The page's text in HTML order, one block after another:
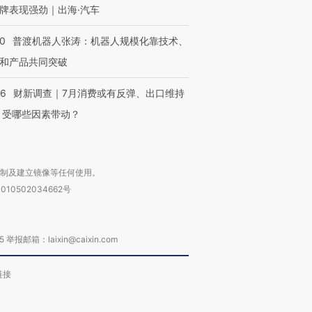
表现强劲｜出海·汽车
普渡机器人张涛：机器人规模化靠技术、
产品共同突破
财新调查｜7月消费或有反弹、出口维持
哪些因素带动？
及建立镜像等任何使用。
号
举报邮箱：laixin@caixin.com
接